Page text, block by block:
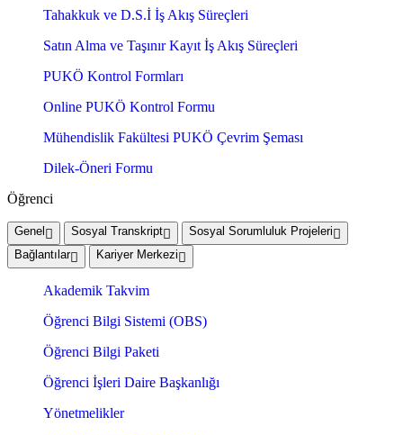
Tahakkuk ve D.S.İ İş Akış Süreçleri
Satın Alma ve Taşınır Kayıt İş Akış Süreçleri
PUKÖ Kontrol Formları
Online PUKÖ Kontrol Formu
Mühendislik Fakültesi PUKÖ Çevrim Şeması
Dilek-Öneri Formu
Öğrenci
Genel Sosyal Transkript
Sosyal Sorumluluk Projeleri
Bağlantılar
Kariyer Merkezi
Akademik Takvim
Öğrenci Bilgi Sistemi (OBS)
Öğrenci Bilgi Paketi
Öğrenci İşleri Daire Başkanlığı
Yönetmelikler